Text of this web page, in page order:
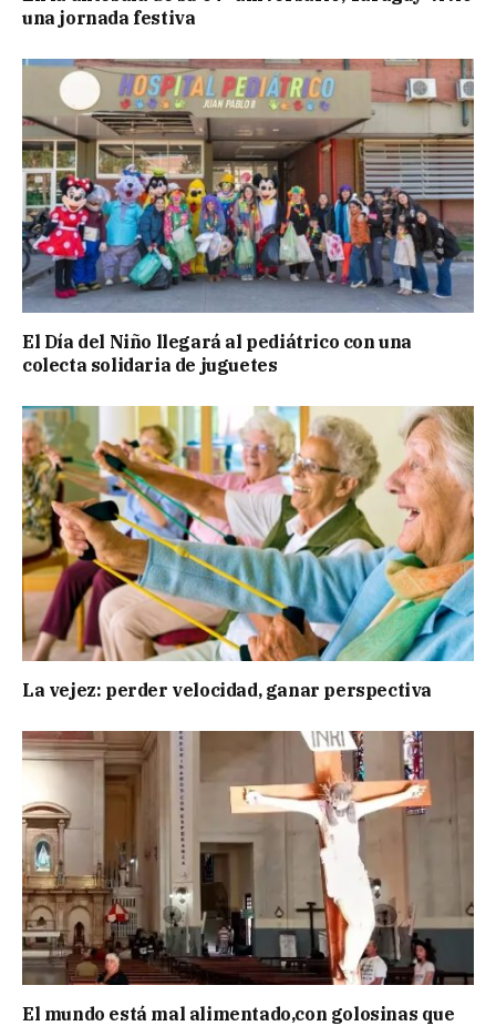
una jornada festiva
El Día del Niño llegará al pediátrico con una
colecta solidaria de juguetes
La vejez: perder velocidad, ganar perspectiva
El mundo está mal alimentado,con golosinas que